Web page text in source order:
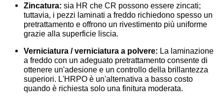
Zincatura: sia HR che CR possono essere zincati;
tuttavia, i pezzi laminati a freddo richiedono spesso un
pretrattamento e offrono un rivestimento più uniforme
grazie alla superficie liscia.
Verniciatura / verniciatura a polvere: La laminazione
a freddo con un adeguato pretrattamento consente di
ottenere un'adesione e un controllo della brillantezza
superiori. L'HRPO è un'alternativa a basso costo
quando è richiesta solo una finitura moderata.